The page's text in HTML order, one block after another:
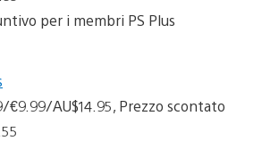
per i membri PS Plus
€9.99/AU$14.95, Prezzo scontato